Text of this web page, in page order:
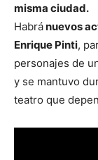
misma ciudad.
Habránuevos
Enrique Pinti,
personajes de
y se mantuvo
teatro que